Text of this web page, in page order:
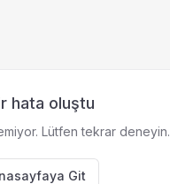
hata oluştu
Lütfen tekrar deneyin.
Git